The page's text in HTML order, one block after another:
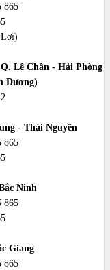
865
Lê Chân - Hải Phòng
Dương)
- Thái Nguyên
865
Ninh
865
Giang
865